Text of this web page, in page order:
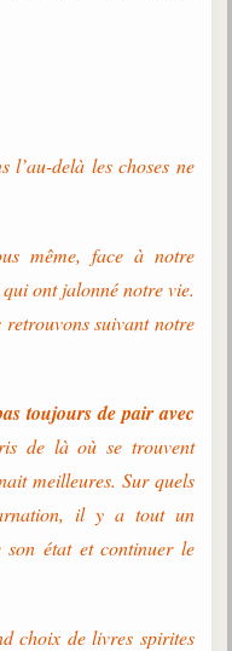
l’au-delà les choses ne
même, face à notre
qui ont jalonné notre vie.
suivant notre
toujours de pair avec
de là où se trouvent
meilleures. Sur quels
il y a tout un
état et continuer le
choix de livres spirites